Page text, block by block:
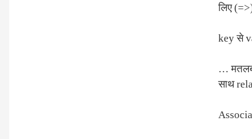
लिए
key से
… मतलब
साथ